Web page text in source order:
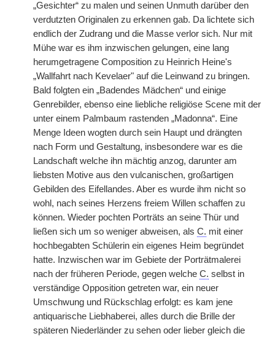
„Gesichter“ zu malen und seinen Unmuth darüber den
verdutzten Originalen zu erkennen gab. Da lichtete sich
endlich der Zudrang und die Masse verlor sich. Nur mit
Mühe war es ihm inzwischen gelungen, eine lang
herumgetragene Composition zu Heinrich Heine's
„Wallfahrt nach Kevelaer" auf die Leinwand zu bringen.
Bald folgten ein „Badendes Mädchen“ und einige
Genrebilder, ebenso eine liebliche religiöse Scene mit der
unter einem Palmbaum rastenden „Madonna“. Eine
Menge Ideen wogten durch sein Haupt und drängten
nach Form und Gestaltung, insbesondere war es die
Landschaft welche ihn mächtig anzog, darunter am
liebsten Motive aus den vulcanischen, großartigen
Gebilden des Eifellandes. Aber es wurde ihm nicht so
wohl, nach seines Herzens freiem Willen schaffen zu
können. Wieder pochten Porträts an seine Thür und
ließen sich um so weniger abweisen, als C. mit einer
hochbegabten Schülerin ein eigenes Heim begründet
hatte. Inzwischen war im Gebiete der Porträtmalerei
nach der früheren Periode, gegen welche C. selbst in
verständige Opposition getreten war, ein neuer
Umschwung und Rückschlag erfolgt: es kam jene
antiquarische Liebhaberei, alles durch die Brille der
späteren Niederländer zu sehen oder lieber gleich die